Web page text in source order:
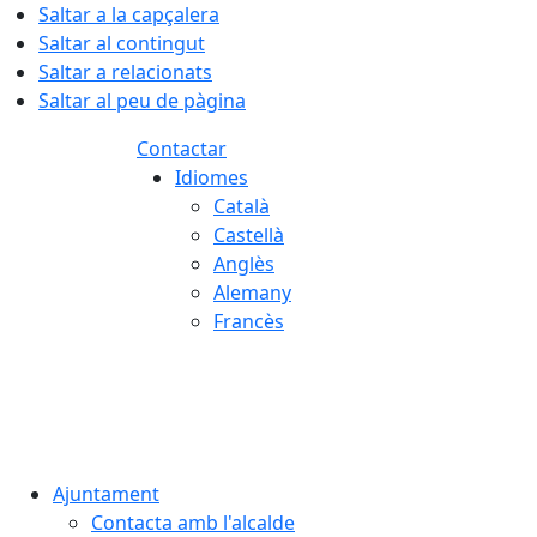
Saltar a la capçalera
Saltar al contingut
Saltar a relacionats
Saltar al peu de pàgina
Contactar
Idiomes
Català
Castellà
Anglès
Alemany
Francès
Ajuntament
Contacta amb l'alcalde